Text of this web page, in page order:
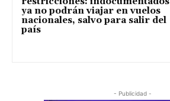
ya no podrán viajar en vuelos
nacionales, salvo para salir del
país
- Publicidad -